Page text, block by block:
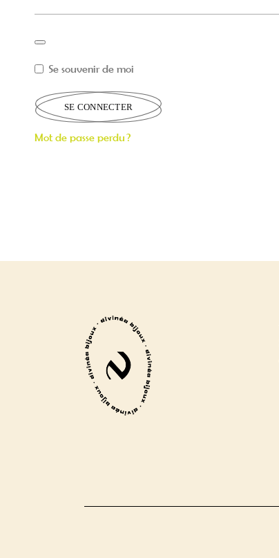
Se souvenir de moi
SE CONNECTER
Mot de passe perdu ?